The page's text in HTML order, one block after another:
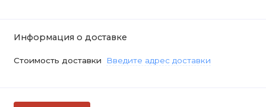
Информация о доставке
Стоимость доставки Введите адрес доставки